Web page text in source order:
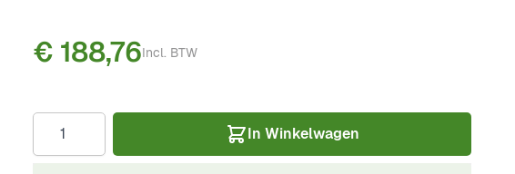
Incl. BTW
€ 188,76
In Winkelwagen